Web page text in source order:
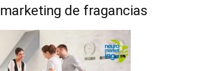
marketing de fragancias